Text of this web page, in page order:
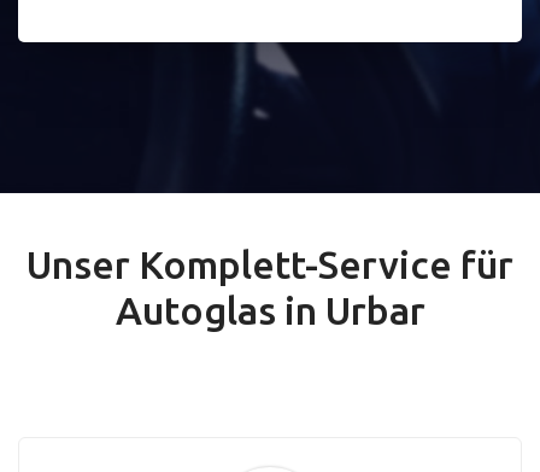
Unser Komplett-Service für
Autoglas in Urbar